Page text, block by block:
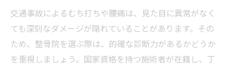
交通事故によるむち打ちや腰痛は、見た目に異常がなく
ても深刻なダメージが隠れていることがあります。その
ため、整骨院を選ぶ際は、的確な診断力があるかどうか
を重視しましょう。国家資格を持つ施術者が在籍し、丁